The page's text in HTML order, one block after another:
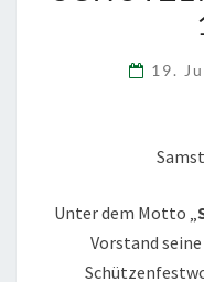
19.
Unter dem Motto „
Vorstand